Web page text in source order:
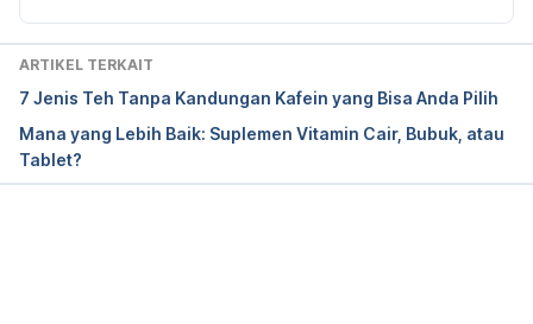
activeingredientid=9&activeingredientname=wild%2
0daisy diakses pada 07 Maret 2018.
ARTIKEL TERKAIT
7 Jenis Teh Tanpa Kandungan Kafein yang Bisa Anda Pilih
Mana yang Lebih Baik: Suplemen Vitamin Cair, Bubuk, atau
Tablet?